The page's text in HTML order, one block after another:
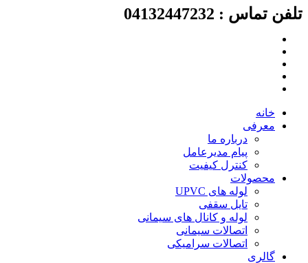
تلفن تماس : 04132447232
خانه
معرفی
درباره ما
پیام مدیرعامل
کنترل کیفیت
محصولات
لوله های UPVC
تایل سقفی
لوله و کانال های سیمانی
اتصالات سیمانی
اتصالات سرامیکی
گالری